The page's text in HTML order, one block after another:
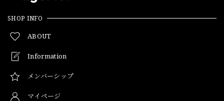
SHOP INFO
ABOUT
Information
メンバーシップ
マイページ